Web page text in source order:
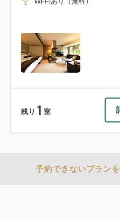
残り 1 室
予約できないプラン